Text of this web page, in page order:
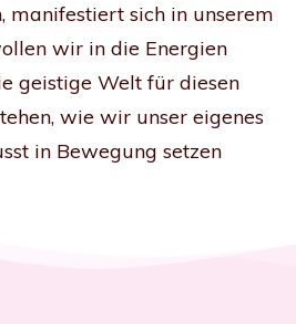
manifestiert sich in unserem
wir in die Energien
geistige Welt für diesen
wie wir unser eigenes
in Bewegung setzen